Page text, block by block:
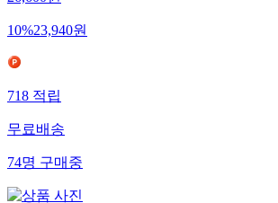
10%23,940원
718적립
무료배송
74명구매중